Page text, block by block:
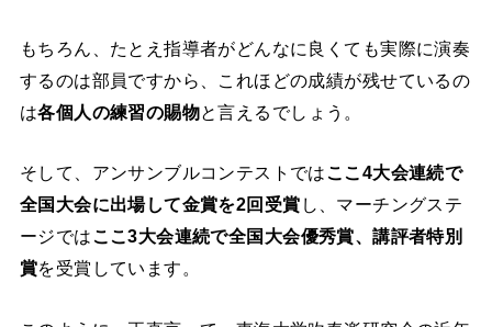
もちろん、たとえ指導者がどんなに良くても実際に演奏
するのは部員ですから、これほどの成績が残せているの
は各個人の練習の賜物と言えるでしょう。
そして、アンサンブルコンテストではここ4大会連続で
全国大会に出場して金賞を2回受賞 し、マーチングステ
ージではここ3大会連続で全国大会優秀賞、講評者特別
賞を受賞しています。